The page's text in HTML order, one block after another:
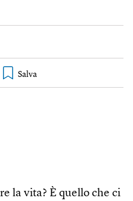
la vita? È quello che ci